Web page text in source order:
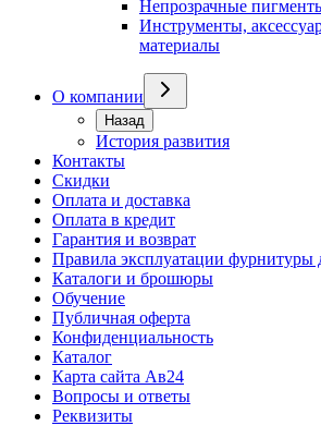
Непрозрачные
Инструменты,
материалы
О компании
Назад
История развития
Контакты
Скидки
Оплата и доставка
Оплата в кредит
Гарантия и возврат
Правила эксплуатации фурнитуры
Каталоги и брошюры
Обучение
Публичная оферта
Конфиденциальность
Каталог
Карта сайта Ав24
Вопросы и ответы
Реквизиты